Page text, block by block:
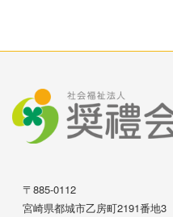
〒885-0112
宮崎県都城市乙房町2191番地3